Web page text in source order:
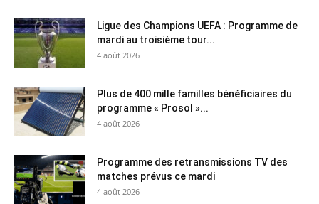
Ligue des Champions UEFA : Programme de
mardi au troisième tour...
4 août 2026
Plus de 400 mille familles bénéficiaires du
programme « Prosol »...
4 août 2026
Programme des retransmissions TV des
matches prévus ce mardi
4 août 2026